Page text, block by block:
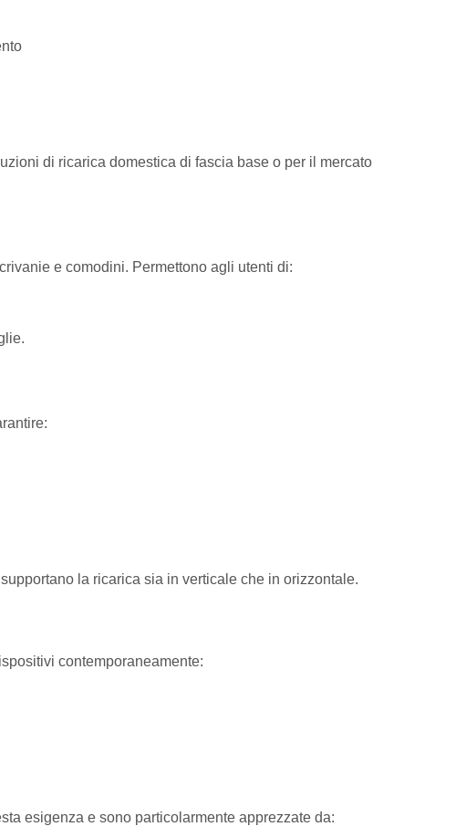
di ricarica domestica di fascia base o per il mercato
e comodini. Permettono agli utenti di:
la ricarica sia in verticale che in orizzontale.
contemporaneamente:
esigenza e sono particolarmente apprezzate da: